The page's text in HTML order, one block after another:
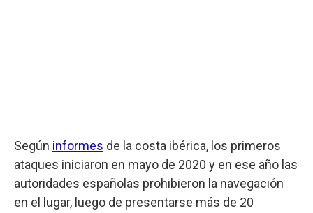
Según informes de la costa ibérica, los primeros
ataques iniciaron en mayo de 2020 y en ese año las
autoridades españolas prohibieron la navegación
en el lugar, luego de presentarse más de 20